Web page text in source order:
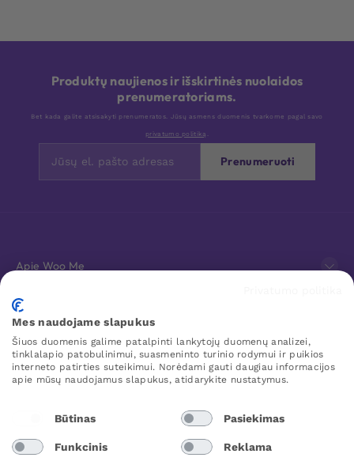
Produktų naujienos ir išskirtinės nuolaidos
prenumeratoriams.
Bet kada galite atsisakyti prenumeratos. Jūsų asmens duomenis tvarkome pagal savo
privatumo politiką
Prenumeruoti
Apie Woo Me
Klientų aptarnavimas
Mėgstamiausi
WOO ME
Mes naudojame slapukus
Šiuos duomenis galime patalpinti lankytojų duomenų analizei,
tinklalapio patobulinimui, suasmeninto turinio rodymui ir puikios
interneto patirties suteikimui. Norėdami gauti daugiau informacijos
apie mūsų naudojamus slapukus, atidarykite nustatymus.
Būtinas Pasiekimas
Funkcinis Reklama